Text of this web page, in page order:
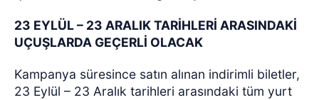
23 EYLÜL – 23 ARALIK TARİHLERİ ARASINDAKİ
UÇUŞLARDA GEÇERLİ OLACAK
Kampanya süresince satın alınan indirimli biletler,
23 Eylül – 23 Aralık tarihleri arasındaki tüm yurt